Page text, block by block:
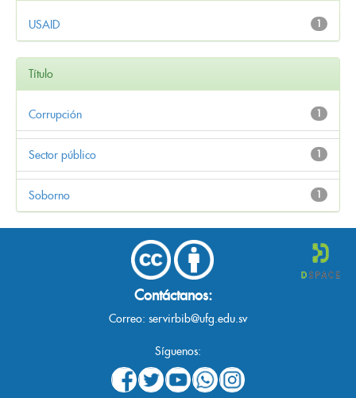
1
USAID
Título
1
Corrupción
1
Sector público
1
Soborno
Contáctanos:
Correo: servirbib@ufg.edu.sv
Síguenos: